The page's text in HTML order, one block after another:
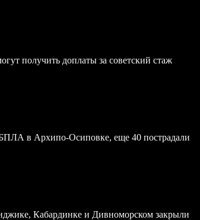
получить доплаты за советский стаж
в Архипо-Осиповке, еще 40 пострадали
Кабардинке и Дивноморском закрыли